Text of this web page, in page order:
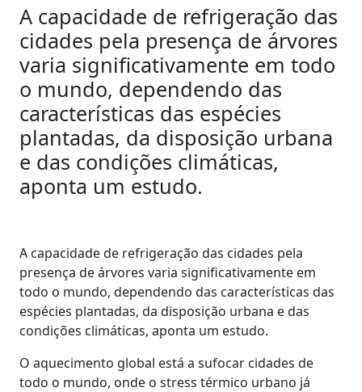
A capacidade de refrigeração das
cidades pela presença de árvores
varia significativamente em todo
o mundo, dependendo das
características das espécies
plantadas, da disposição urbana
e das condições climáticas,
aponta um estudo.
A capacidade de refrigeração das cidades pela
presença de árvores varia significativamente em
todo o mundo, dependendo das características das
espécies plantadas, da disposição urbana e das
condições climáticas, aponta um estudo.
O aquecimento global está a sufocar cidades de
todo o mundo, onde o stress térmico urbano já